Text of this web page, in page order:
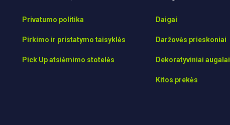
Privatumo politika
Pirkimo ir pristatymo taisyklės
Pick Up atsiėmimo stotelės
Daigai
Daržovės prieskoniai
Dekoratyviniai augalai
Kitos prekės